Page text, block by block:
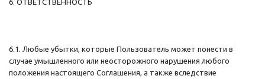
6. ОТВЕТСТВЕННОСТЬ
6.1. Любые убытки, которые Пользователь может понести в
случае умышленного или неосторожного нарушения любого
положения настоящего Соглашения, а также вследствие